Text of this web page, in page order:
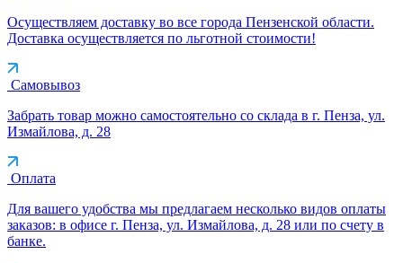
Осуществляем доставку во все города Пензенской области.
Доставка осуществляется по льготной стоимости!
Самовывоз
Забрать товар можно самостоятельно со склада в г. Пенза, ул.
Измайлова, д. 28
Оплата
Для вашего удобства мы предлагаем несколько видов оплаты
заказов: в офисе г. Пенза, ул. Измайлова, д. 28 или по счету в
банке.